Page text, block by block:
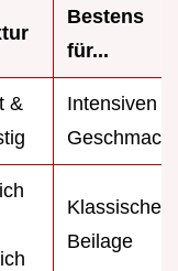
Bestens
für...
&
Intensiven
Geschmack
Klassische
Beilage